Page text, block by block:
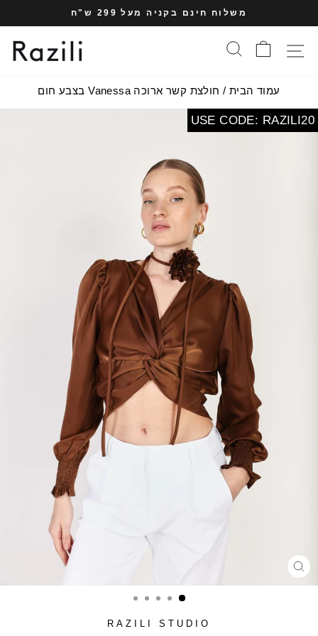
לתוכן
עצרי
משלוח חינם בקניה מעל 299 ש"ח
תפריט אתרסל הקניות
עמוד הבית / חולצת קשר ארוכה Vanessa בצבע חום
USE CODE: RAZILI20
סגור
(ESC)
RAZILI STUDIO